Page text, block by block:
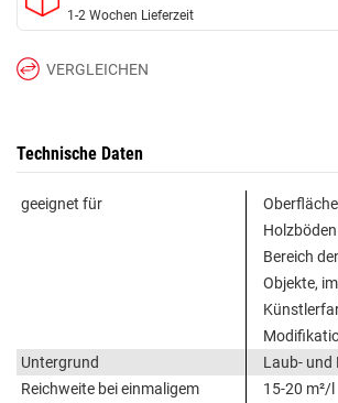
1-2 Wochen Lieferzeit
VERGLEICHEN
Technische Daten
geeignet für
Bereich
Objekte, im
Untergrund
Laub- und
Reichweite bei einmaligem
15-20 m²/l